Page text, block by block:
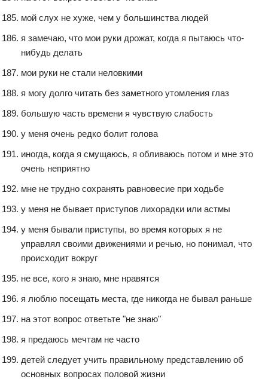
мой слух не хуже, чем у большинства людей
я замечаю, что мои руки дрожат, когда я пытаюсь что-
нибудь делать
мои руки не стали неловкими
я могу долго читать без заметного утомления глаз
большую часть времени я чувствую слабость
у меня очень редко болит голова
иногда, когда я смущаюсь, я обливаюсь потом и мне это
очень неприятно
мне не трудно сохранять равновесие при ходьбе
у меня не бывает приступов лихорадки или астмы
у меня бывали приступы, во время которых я не
управлял своими движениями и речью, но понимал, что
происходит вокруг
не все, кого я знаю, мне нравятся
я люблю посещать места, где никогда не бывал раньше
на этот вопрос ответьте "не знаю"
я предаюсь мечтам не часто
детей следует учить правильному представлению об
основных вопросах половой жизни